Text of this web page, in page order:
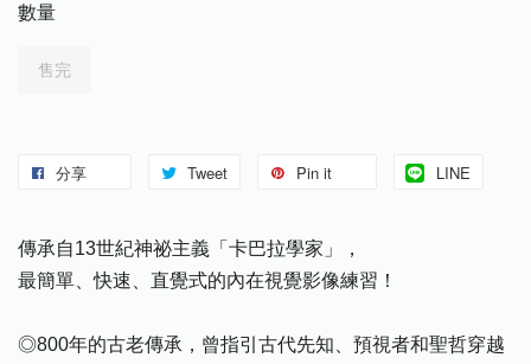
數量
售完
分享 Tweet Pin it LINE
傳承自13世紀神祕主義「卡巴拉學家」，
最簡單、快速、直覺式的內在視覺影像練習！
◎800年的古老傳承，曾指引古代先知、預視者和聖哲穿越